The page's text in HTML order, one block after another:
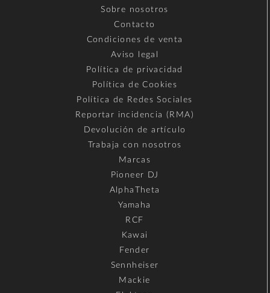
Sobre nosotros
Contacto
Condiciones de venta
Aviso legal
Política de privacidad
Política de Cookies
Política de Redes Sociales
Reportar incidencia (RMA)
Devolución de artículo
Trabaja con nosotros
Marcas
Pioneer DJ
AlphaTheta
Yamaha
RCF
Kawai
Fender
Sennheiser
Mackie